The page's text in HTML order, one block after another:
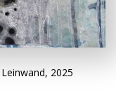
2025